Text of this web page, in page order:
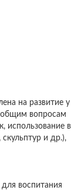
на развитие у
общим вопросам
использование в
и др.),
воспитания